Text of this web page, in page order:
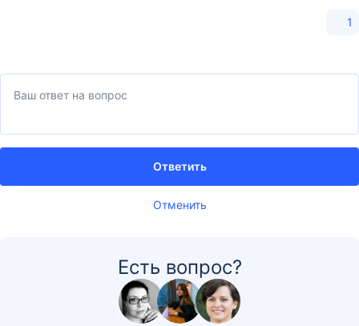
1
Отменить
Ответить
Есть вопрос?